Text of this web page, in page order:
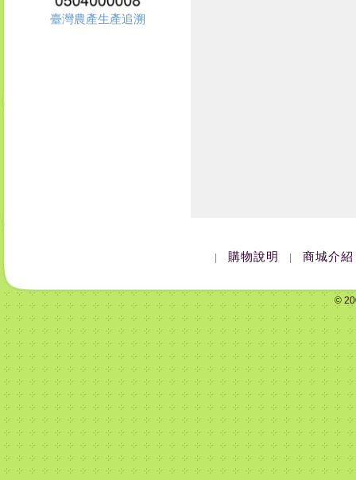
臺灣農產生產追溯
購物說明 商城介紹
©